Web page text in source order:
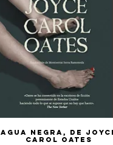
Vista rápida
Agua negra, de
Carol Oates